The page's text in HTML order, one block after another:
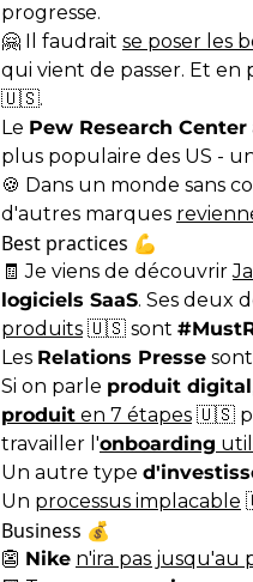
progresse.
🤗 Il faudrait se poser les
qui vient de passer. Et en
🇺🇸.
Le Pew Research Center
plus populaire des US -
🍪 Dans un monde sans
d'autres marques
Best practices 💪
🧾 Je viens de découvrir
logiciels SaaS. Ses deux
produits 🇺🇸 sont
Les Relations Presse
Si on parle produit digital
produit en 7 étapes 🇺🇸
travailler l'onboarding
Un autre type
Un processus implacable
Business 💰
👺 Nike n'ira pas jusqu'au